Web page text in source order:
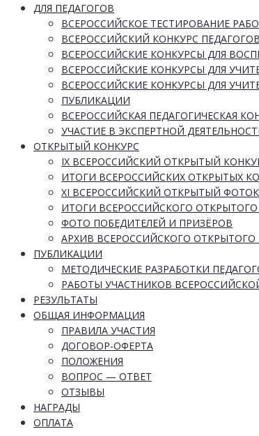
ДЛЯ ПЕДАГОГОВ
ВСЕРОССИЙСКОЕ ТЕСТИРОВАНИЕ
ВСЕРОССИЙСКИЙ КОНКУРС
ВСЕРОССИЙСКИЕ КОНКУРСЫ ДЛЯ
ВСЕРОССИЙСКИЕ КОНКУРСЫ ДЛЯ
ВСЕРОССИЙСКИЕ КОНКУРСЫ ДЛЯ
ПУБЛИКАЦИИ
ВСЕРОССИЙСКАЯ ПЕДАГОГИЧЕСКАЯ
УЧАСТИЕ В ЭКСПЕРТНОЙ
ОТКРЫТЫЙ КОНКУРС
IX ВСЕРОССИЙСКИЙ ОТКРЫТЫЙ
ИТОГИ ВСЕРОССИЙСКИХ ОТКРЫТЫХ
XI ВСЕРОССИЙСКИЙ ОТКРЫТЫЙ
ИТОГИ ВСЕРОССИЙСКОГО
ФОТО ПОБЕДИТЕЛЕЙ И ПРИЗЁРОВ
АРХИВ ВСЕРОССИЙСКОГО ОТКРЫТОГО
ПУБЛИКАЦИИ
МЕТОДИЧЕСКИЕ РАЗРАБОТКИ
РАБОТЫ УЧАСТНИКОВ
РЕЗУЛЬТАТЫ
ОБЩАЯ ИНФОРМАЦИЯ
ПРАВИЛА УЧАСТИЯ
ДОГОВОР-ОФЕРТА
ПОЛОЖЕНИЯ
ВОПРОС — ОТВЕТ
ОТЗЫВЫ
НАГРАДЫ
ОПЛАТА